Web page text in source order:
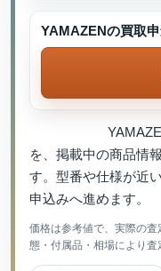
を、掲載中の商品情
す。型番や仕様が近
申込みへ進めます。
価格は参考値で、実際の
態・付属品・相場により査
YAMAZENの買取